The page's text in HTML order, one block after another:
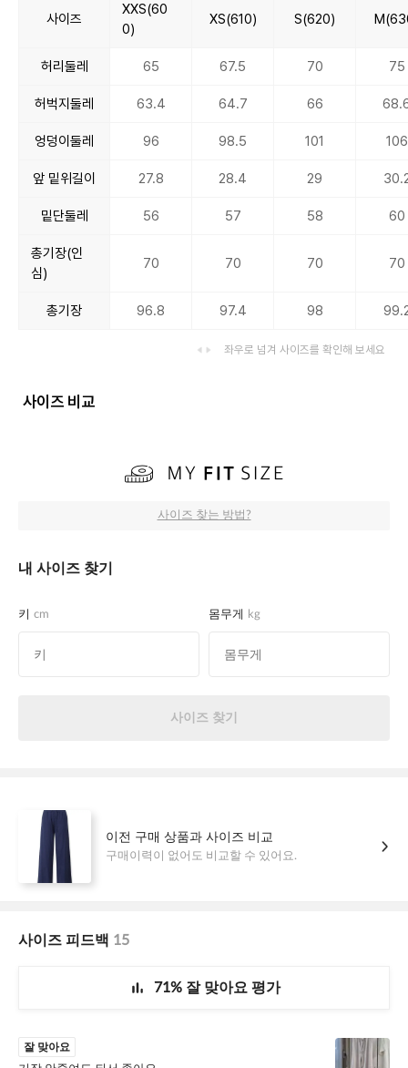
사이즈
XXS(60
0)
XS(610) S(620)
허리둘레 65 67.5 70 75
허벅지둘레 63.4 64.7 66
엉덩이둘레 96 98.5 101 106
앞 밑위길이 27.8 28.4 29
밑단둘레 56 57 58 60
총기장(인
심)
70 70 70 70
총기장 96.8 97.4 98
좌우로 넘겨 사이즈를 확인해 보세요
사이즈 비교